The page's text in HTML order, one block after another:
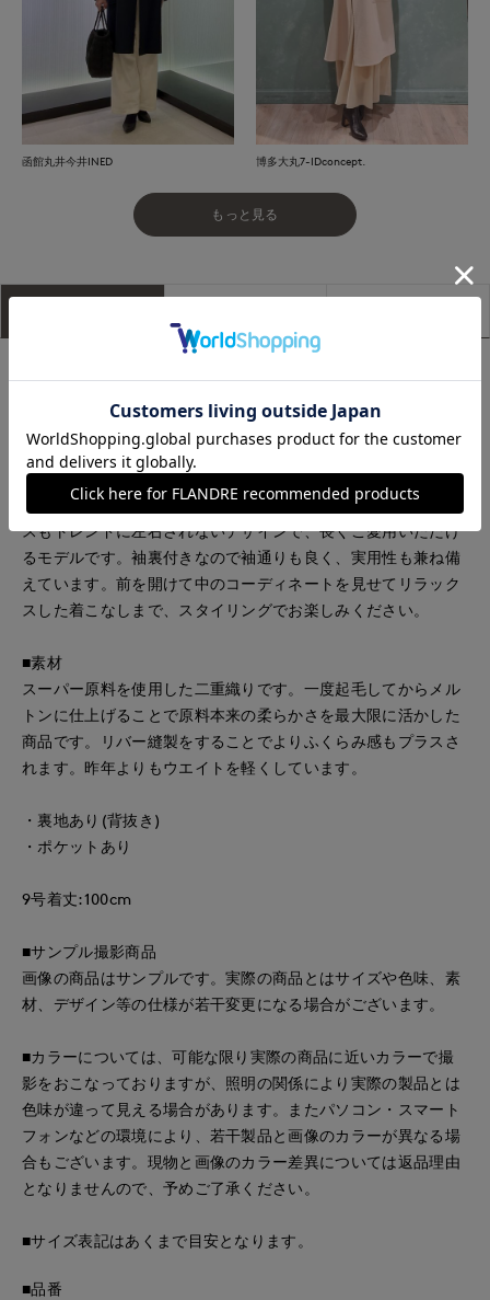
函館丸井今井INED 博多大丸7-IDconcept.
もっと見る
がアクセントをプラスします。釦を閉じてスタンドカラーとし
ても、開けて着用しても決まる2WAYの衿デザインに最も拘り
ました。ジャケットや厚手のニットの上からも羽織れるゆとり
のあるラグランスリーブデザインが快適。合わせやすいレング
スもトレンドに左右されないデザインで、長くご愛用いただけ
るモデルです。袖裏付きなので袖通りも良く、実用性も兼ね備
えています。前を開けて中のコーディネートを見せてリラック
スした着こなしまで、スタイリングでお楽しみください。
■素材
スーパー原料を使用した二重織りです。一度起毛してからメル
トンに仕上げることで原料本来の柔らかさを最大限に活かした
商品です。リバー縫製をすることでよりふくらみ感もプラスさ
れます。昨年よりもウエイトを軽くしています。
・裏地あり(背抜き)
・ポケットあり
9号着丈:100cm
■サンプル撮影商品
画像の商品はサンプルです。実際の商品とはサイズや色味、素
材、デザイン等の仕様が若干変更になる場合がございます。
■カラーについては、可能な限り実際の商品に近いカラーで撮
影をおこなっておりますが、照明の関係により実際の製品とは
色味が違って見える場合があります。またパソコン・スマート
フォンなどの環境により、若干製品と画像のカラーが異なる場
合もございます。現物と画像のカラー差異については返品理由
となりませんので、予めご了承ください。
■サイズ表記はあくまで目安となります。
■品番